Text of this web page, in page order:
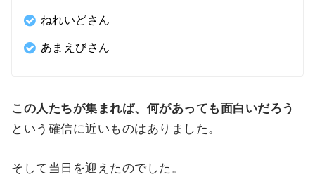
ねれいどさん
あまえびさん
この人たちが集まれば、何があっても面白いだろう
という確信に近いものはありました。
そして当日を迎えたのでした。